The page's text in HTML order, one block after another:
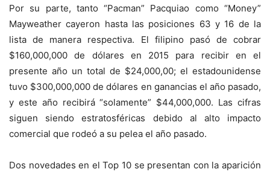
Por su parte, tanto “Pacman” Pacquiao como “Money”
Mayweather cayeron hasta las posiciones 63 y 16 de la
lista de manera respectiva. El filipino pasó de cobrar
$160,000,000 de dólares en 2015 para recibir en el
presente año un total de $24,000,00; el estadounidense
tuvo $300,000,000 de dólares en ganancias el año pasado,
y este año recibirá “solamente” $44,000,000. Las cifras
siguen siendo estratosféricas debido al alto impacto
comercial que rodeó a su pelea el año pasado.
Dos novedades en el Top 10 se presentan con la aparición